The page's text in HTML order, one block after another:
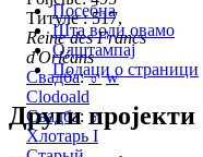
Титуле : 517,
Reine des Francs
d'Orléans
Свадба:♂ w
Clodoald
Свадба: ♂
Хлотарь I
Посебна
Шта води овамо
Одштампај
Подаци о страници
Други пројекти